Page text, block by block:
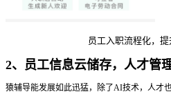
员工入职流程化，
2、员工信息云储存，人才管
猿辅导能发展如此迅猛，除了AI技术，人才